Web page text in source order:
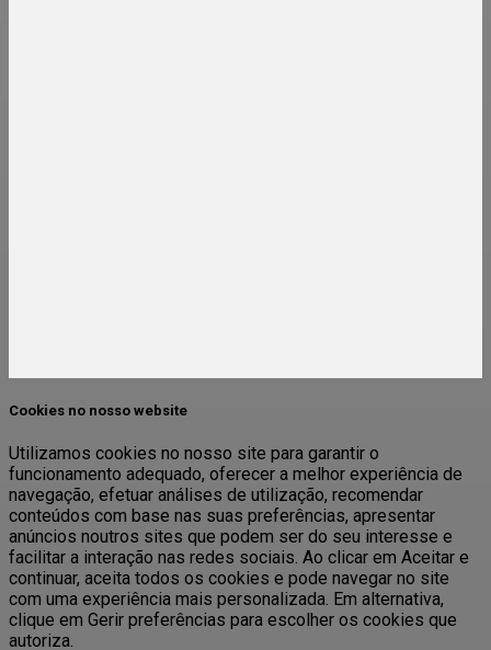
Cookies no nosso website
Utilizamos cookies no nosso site para garantir o
funcionamento adequado, oferecer a melhor experiência de
navegação, efetuar análises de utilização, recomendar
conteúdos com base nas suas preferências, apresentar
anúncios noutros sites que podem ser do seu interesse e
facilitar a interação nas redes sociais. Ao clicar em Aceitar e
continuar, aceita todos os cookies e pode navegar no site
com uma experiência mais personalizada. Em alternativa,
clique em Gerir preferências para escolher os cookies que
autoriza.